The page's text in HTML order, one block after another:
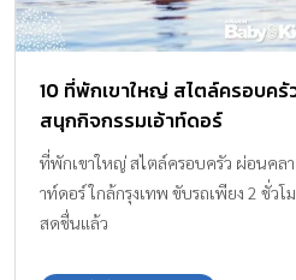
10 ที่พักเขาใหญ่ สไตล์ครอบครั
สนุกกิจกรรมเอ้าท์ดอร์
ที่พักเขาใหญ่ สไตล์ครอบครัว ผ่อนคลา
าท์ดอร์ ใกล้กรุงเทพ ขับรถเพียง 2 ชั่วโ
สดชื่นแล้ว